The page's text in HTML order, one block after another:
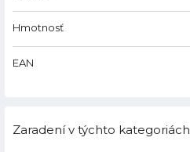
Hmotnosť
EAN
Zaradení v týchto kategoriách